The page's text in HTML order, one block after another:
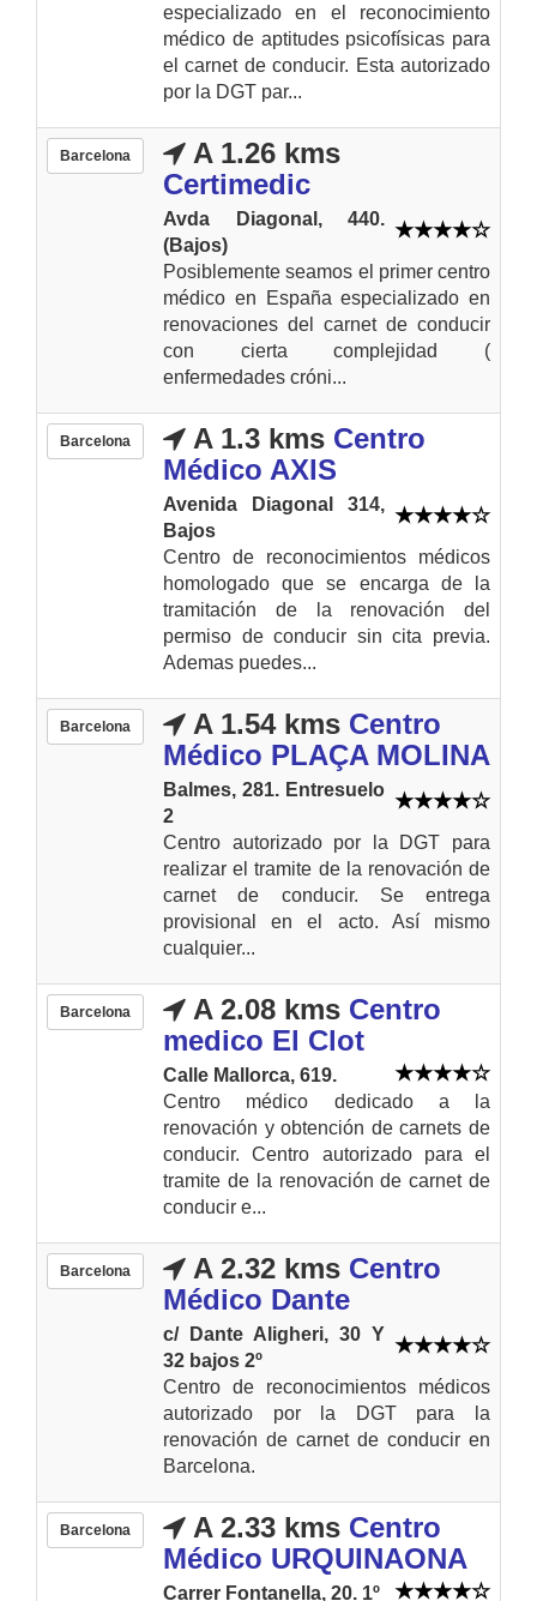
especializado en el reconocimiento
médico de aptitudes psicofísicas para
el carnet de conducir. Esta autorizado
por la DGT par...
Barcelona
A 1.26 kms
Certimedic
Avda Diagonal, 440.
(Bajos)
Posiblemente seamos el primer centro
médico en España especializado en
renovaciones del carnet de conducir
con cierta complejidad (
enfermedades cróni...
Barcelona A 1.3 kms Centro
Médico AXIS
Avenida Diagonal 314,
Bajos
Centro de reconocimientos médicos
homologado que se encarga de la
tramitación de la renovación del
permiso de conducir sin cita previa.
Ademas puedes...
Barcelona A 1.54 kms Centro
Médico PLAÇA MOLINA
Balmes, 281. Entresuelo
2
Centro autorizado por la DGT para
realizar el tramite de la renovación de
carnet de conducir. Se entrega
provisional en el acto. Así mismo
cualquier...
Barcelona A 2.08 kms Centro
medico El Clot
Calle Mallorca, 619.
Centro médico dedicado a la
renovación y obtención de carnets de
conducir. Centro autorizado para el
tramite de la renovación de carnet de
conducir e...
Barcelona A 2.32 kms Centro
Médico Dante
c/ Dante Aligheri, 30 Y
32 bajos 2º
Centro de reconocimientos médicos
autorizado por la DGT para la
renovación de carnet de conducir en
Barcelona.
Barcelona A 2.33 kms Centro
Médico URQUINAONA
Carrer Fontanella, 20. 1º